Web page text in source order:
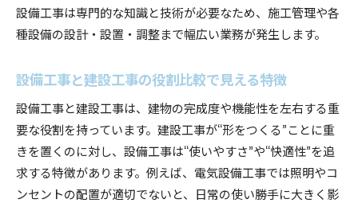
設備工事は専門的な知識と技術が必要なため、施工管理や各
種設備の設計・設置・調整まで幅広い業務が発生します。
設備工事と建設工事の役割比較で見える特徴
設備工事と建設工事は、建物の完成度や機能性を左右する重
要な役割を持っています。建設工事が“形をつくる”ことに重
きを置くのに対し、設備工事は“使いやすさ”や“快適性”を追
求する特徴があります。例えば、電気設備工事では照明やコ
ンセントの配置が適切でないと、日常の使い勝手に大きく影